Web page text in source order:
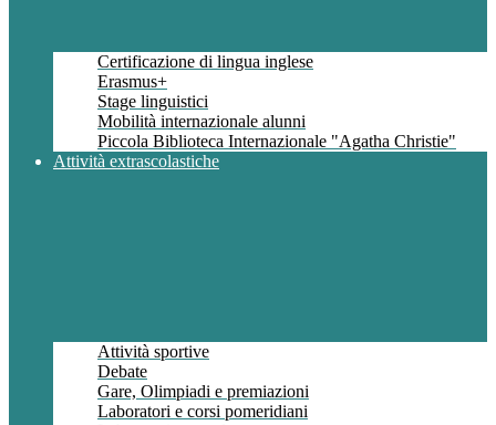
Certificazione di lingua inglese
Erasmus+
Stage linguistici
Mobilità internazionale alunni
Piccola Biblioteca Internazionale "Agatha Christie"
Attività extrascolastiche
Attività sportive
Debate
Gare, Olimpiadi e premiazioni
Laboratori e corsi pomeridiani